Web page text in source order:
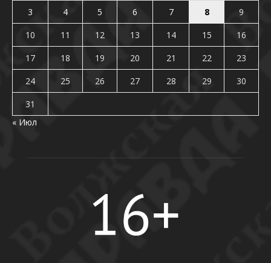
3
4 5 6 7 8
9
10
11 12 13 14 15
16
17
18 19 20 21 22
23
24
25 26 27 28 29
30
31
« Июл